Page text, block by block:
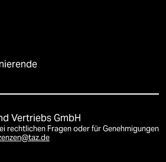
Vertriebs GmbH
rechtlichen Fragen oder für Genehmigungen